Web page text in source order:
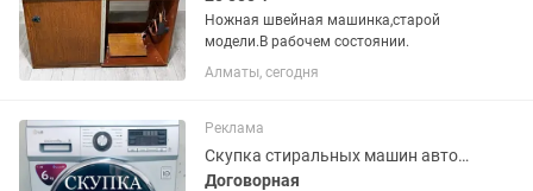
Ножная швейная машинка,старой
модели.В рабочем состоянии.
Алматы, сегодня
Реклама
Скупка стиральных машин автомат
Договорная